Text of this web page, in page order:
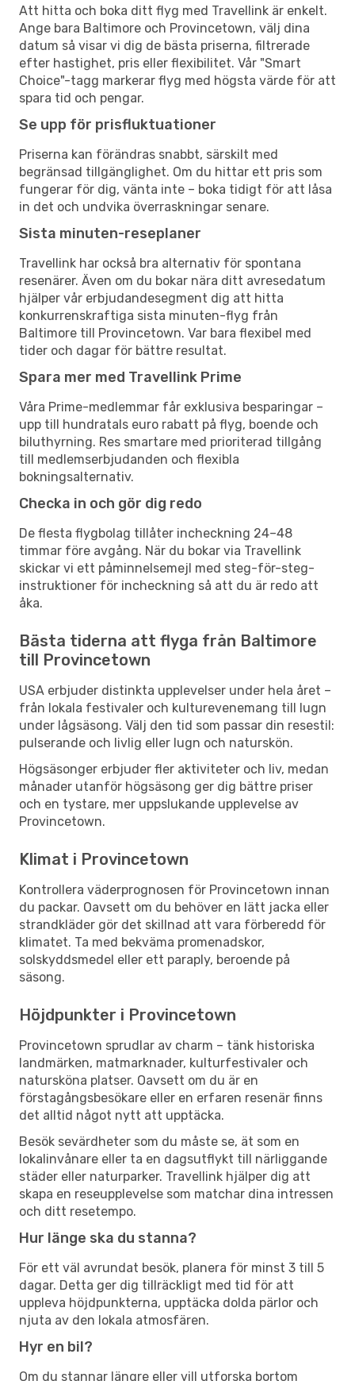
Att hitta och boka ditt flyg med Travellink är enkelt.
Ange bara Baltimore och Provincetown, välj dina
datum så visar vi dig de bästa priserna, filtrerade
efter hastighet, pris eller flexibilitet. Vår "Smart
Choice"-tagg markerar flyg med högsta värde för att
spara tid och pengar.
Se upp för prisfluktuationer
Priserna kan förändras snabbt, särskilt med
begränsad tillgänglighet. Om du hittar ett pris som
fungerar för dig, vänta inte – boka tidigt för att låsa
in det och undvika överraskningar senare.
Sista minuten-reseplaner
Travellink har också bra alternativ för spontana
resenärer. Även om du bokar nära ditt avresedatum
hjälper vår erbjudandesegment dig att hitta
konkurrenskraftiga sista minuten-flyg från
Baltimore till Provincetown. Var bara flexibel med
tider och dagar för bättre resultat.
Spara mer med Travellink Prime
Våra Prime-medlemmar får exklusiva besparingar –
upp till hundratals euro rabatt på flyg, boende och
biluthyrning. Res smartare med prioriterad tillgång
till medlemserbjudanden och flexibla
bokningsalternativ.
Checka in och gör dig redo
De flesta flygbolag tillåter incheckning 24–48
timmar före avgång. När du bokar via Travellink
skickar vi ett påminnelsemejl med steg-för-steg-
instruktioner för incheckning så att du är redo att
åka.
Bästa tiderna att flyga från Baltimore
till Provincetown
USA erbjuder distinkta upplevelser under hela året –
från lokala festivaler och kulturevenemang till lugn
under lågsäsong. Välj den tid som passar din resestil:
pulserande och livlig eller lugn och naturskön.
Högsäsonger erbjuder fler aktiviteter och liv, medan
månader utanför högsäsong ger dig bättre priser
och en tystare, mer uppslukande upplevelse av
Provincetown.
Klimat i Provincetown
Kontrollera väderprognosen för Provincetown innan
du packar. Oavsett om du behöver en lätt jacka eller
strandkläder gör det skillnad att vara förberedd för
klimatet. Ta med bekväma promenadskor,
solskyddsmedel eller ett paraply, beroende på
säsong.
Höjdpunkter i Provincetown
Provincetown sprudlar av charm – tänk historiska
landmärken, matmarknader, kulturfestivaler och
natursköna platser. Oavsett om du är en
förstagångsbesökare eller en erfaren resenär finns
det alltid något nytt att upptäcka.
Besök sevärdheter som du måste se, ät som en
lokalinvånare eller ta en dagsutflykt till närliggande
städer eller naturparker. Travellink hjälper dig att
skapa en reseupplevelse som matchar dina intressen
och ditt resetempo.
Hur länge ska du stanna?
För ett väl avrundat besök, planera för minst 3 till 5
dagar. Detta ger dig tillräckligt med tid för att
uppleva höjdpunkterna, upptäcka dolda pärlor och
njuta av den lokala atmosfären.
Hyr en bil?
Om du stannar längre eller vill utforska bortom